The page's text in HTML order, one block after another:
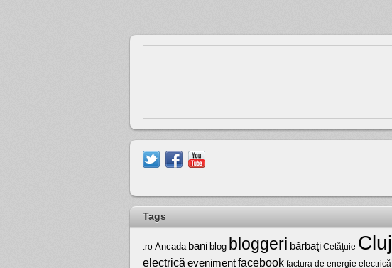
Tags
.ro Ancada bani blog bloggeri bărbaţi Cetăţuie Cluj
electrică evenimentfacebook factura de energie electrică